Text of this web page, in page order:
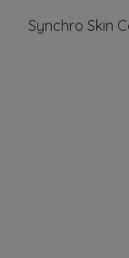
Synchro Skin